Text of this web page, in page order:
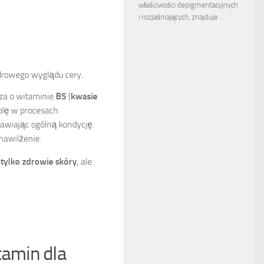
wyglądu cery.
o witaminie B5 (kwasie
w procesach
ogólną kondycję.
zdrowie skóry, ale
dla
właściwości depigmentacyjnych
i rozjaśniających, znajduje …